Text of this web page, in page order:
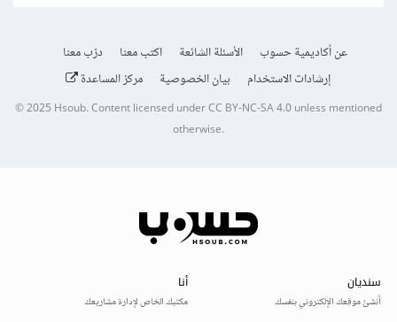
عن أكاديمية حسوب الأسئلة الشائعة اكتب معنا
درّب معنا
إرشادات الاستخدام
بيان الخصوصية مركز المساعدة
© 2025Hsoub.Content licensed underCC BY-NC-SA 4.0unless mentioned
otherwise.